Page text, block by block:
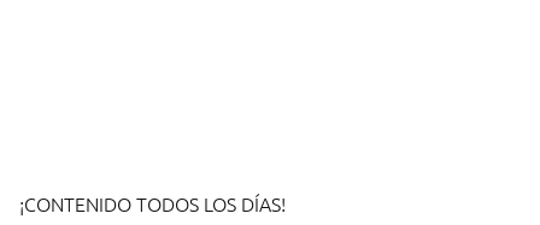
¡CONTENIDO TODOS LOS DÍAS!